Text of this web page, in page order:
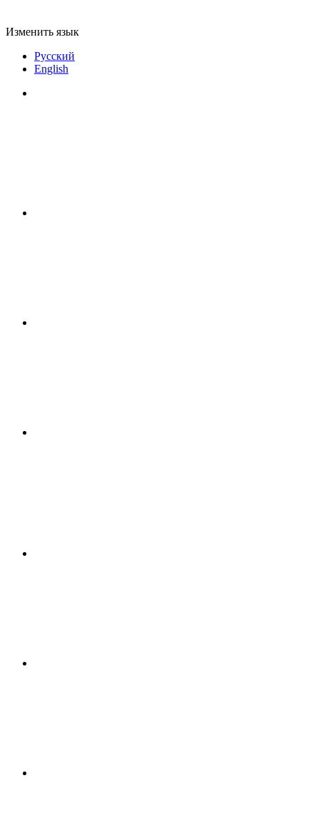
Изменить язык
Русский
English